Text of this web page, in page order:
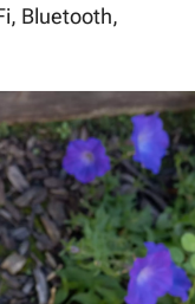
Bluetooth,